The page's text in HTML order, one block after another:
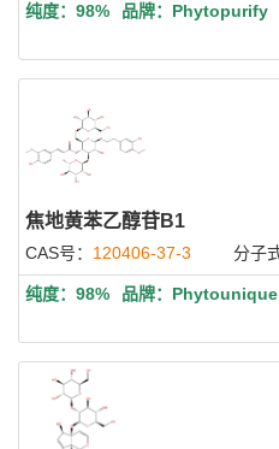
纯度：98% 品牌：Phytopurify
焦地黄苯乙醇苷B1
CAS号： 120406-37-3 分子
纯度：98% 品牌：Phytounique